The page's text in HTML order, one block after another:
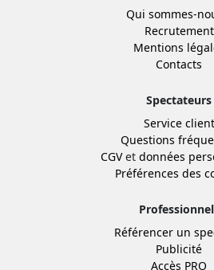
Qui sommes-
Recrutement
Mentions
Contacts
Spectateurs
Service client
Questions
CGVet données
Préférences des
Référencer un
Publicité
Accès PRO